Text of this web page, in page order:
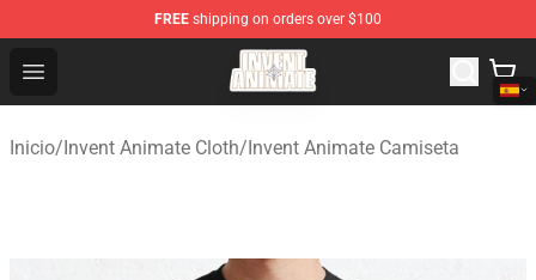
FREE shipping on orders over $100
Open menu
Invent Animate Shop - Official Invent Animate
Inicio/Invent Animate Cloth/Invent Animate Camiseta